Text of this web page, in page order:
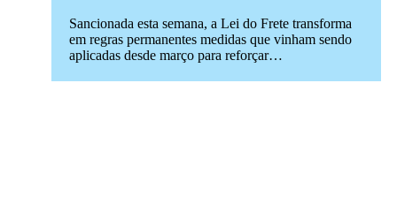
Sancionada esta semana, a Lei do Frete transforma
em regras permanentes medidas que vinham sendo
aplicadas desde março para reforçar…